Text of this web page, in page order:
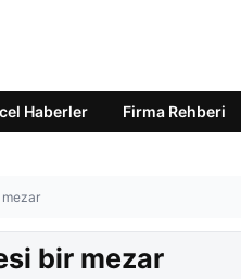
Haberler Firma Rehberi
mezar
bir mezar